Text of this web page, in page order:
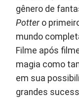
gênero de
Pottero
mundo
Filme após
magia como
em sua
grandes